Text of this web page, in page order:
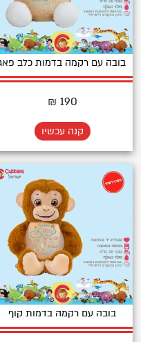
בובה עם רקמה בדמות כלב פאג
190 ₪
קנה עכשיו
בובה עם רקמה בדמות קוף